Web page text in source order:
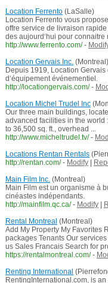
Location Ferrento(LaSalle)
Location Ferrento vous
offre service de livraison
des aujourd‘hui pour connaitre
http://www.ferrento.com/ -
Location Gervais Inc.(Montreal)
Depuis 1919, Location
d‘équipement événementiel.
http://locationgervais.com/ -
Location Michel Trudel Inc
Our three main buildings,
advanced facilities in the world
to 36,500 sq. ft., overhead ...
http://www.micheltrudel.tv/ -
Locations Rentan Rentals
http://rentan.com/ - Modify|
Main Film Inc.(Montreal)
Main Film est un organisme à
cinéastes indépendants.
http://mainfilm.qc.ca/ - Modify|
Rental Montreal (Montreal)
Add My Property My Favorites
packages Tenants Our
us Sales Francais Search for
https://rentalmontreal.com/ -
Renting International
RentingInternational.com, is